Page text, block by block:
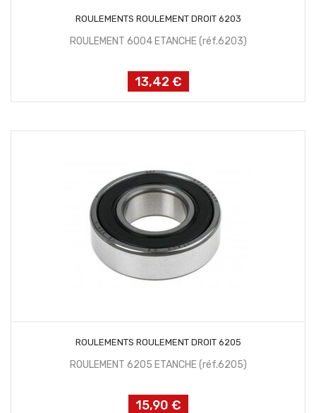
ROULEMENTS ROULEMENT DROIT 6203
ROULEMENT 6004 ETANCHE (réf.6203)
Prix
13,42 €
ROULEMENTS ROULEMENT DROIT 6205
ROULEMENT 6205 ETANCHE (réf.6205)
Prix
15,90 €